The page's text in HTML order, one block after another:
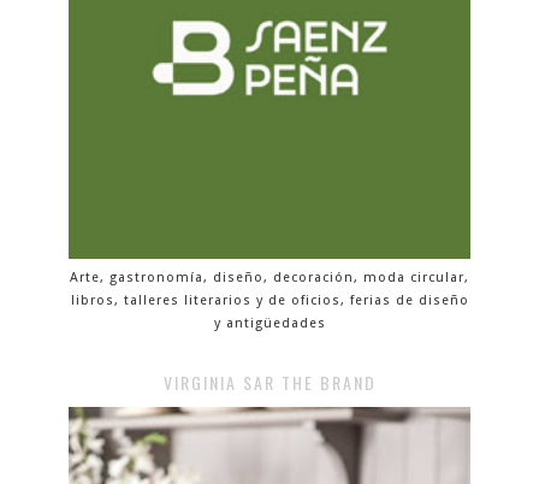
Arte, gastronomía, diseño, decoración, moda circular,
libros, talleres literarios y de oficios, ferias de diseño
y antigüedades
VIRGINIA SAR THE BRAND